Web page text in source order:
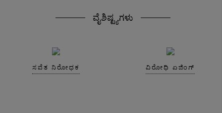
ವೈಶಿಷ್ಟ್ಯಗಳು
ಸವೆತ ನಿರೋಧಕ ವಿರೋಧಿ ಏಜಿಂಗ್